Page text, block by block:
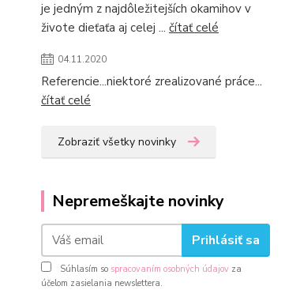
je jedným z najdôležitejších okamihov v
živote dieťaťa aj celej ... čítať celé
04.11.2020
Referencie...niektoré zrealizované práce...
čítať celé
Zobraziť všetky novinky
Nepremeškajte novinky
Prihlásiť sa
Súhlasím so spracovaním osobných údajov za
účelom zasielania newslettera.